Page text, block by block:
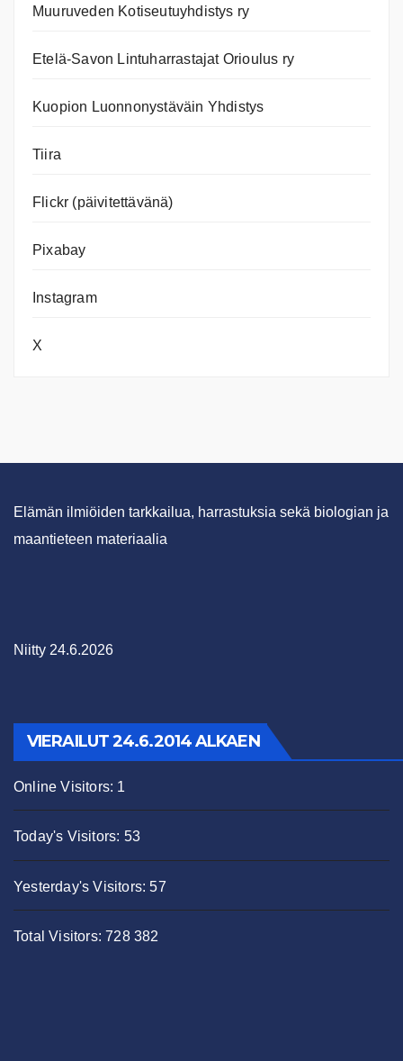
Muuruveden Kotiseutuyhdistys ry
Etelä-Savon Lintuharrastajat Orioulus ry
Kuopion Luonnonystäväin Yhdistys
Tiira
Flickr (päivitettävänä)
Pixabay
Instagram
X
Elämän ilmiöiden tarkkailua, harrastuksia sekä biologian ja
maantieteen materiaalia
Niitty 24.6.2026
VIERAILUT 24.6.2014 ALKAEN
Online Visitors: 1
Today's Visitors: 53
Yesterday's Visitors:57
Total Visitors:728 382